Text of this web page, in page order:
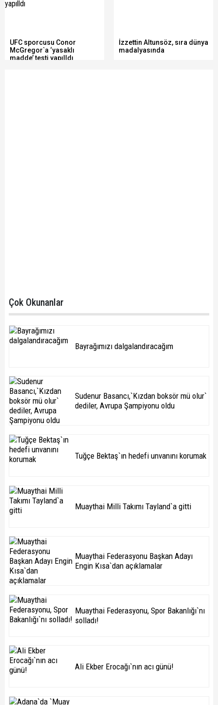
UFC sporcusu Conor
McGregor`a ‘yasaklı
madde’ testi yapılldı
İzzettin Altunsöz, sıra dünya
madalyasında
Çok Okunanlar
Bayrağımızı dalgalandıracağım
Sudenur Basancı,`Kızdan boksör mü olur`
dediler, Avrupa Şampiyonu oldu
Tuğçe Bektaş`ın hedefi unvanını korumak
Muaythai Milli Takımı Tayland`a gitti
Muaythai Federasyonu Başkan Adayı
Engin Kısa`dan açıklamalar
Muaythai Federasyonu, Spor Bakanlığı`nı
solladı!
Ali Ekber Erocağı`nın acı günü!